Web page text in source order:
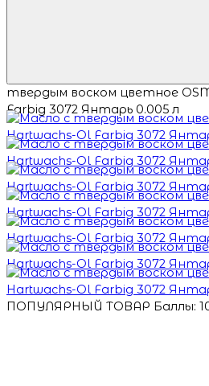
твердым воском цветное
Farbig 3072 Янтарь 0.005 л
ПОПУЛЯРНЫЙ ТОВАР Баллы: